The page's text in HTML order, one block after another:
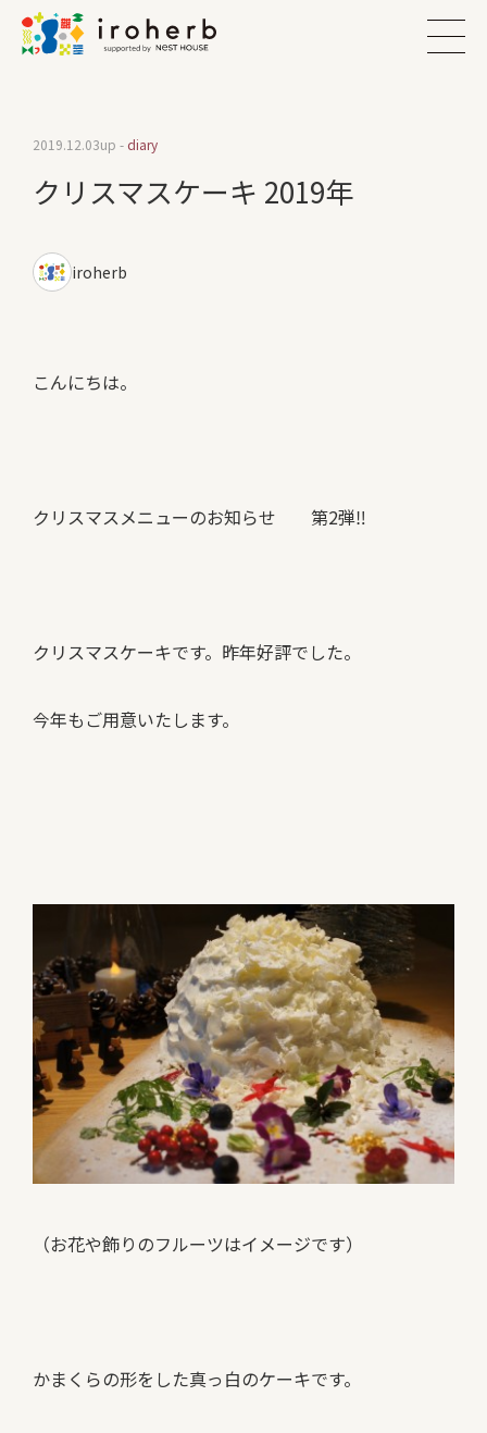
クリスマスケーキ 2019年
2019.12.03up - diary
iroherb
こんにちは。
クリスマスメニューのお知らせ 第2弾‼
クリスマスケーキです。昨年好評でした。
今年もご用意いたします。
（お花や飾りのフルーツはイメージです）
かまくらの形をした真っ白のケーキです。